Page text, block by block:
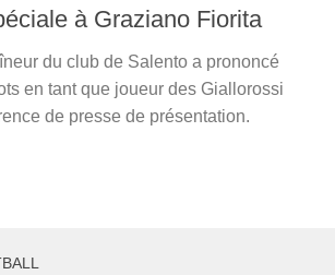
à Graziano Fiorita
du club de Salento a prononcé
en tant que joueur des Giallorossi
de presse de présentation.